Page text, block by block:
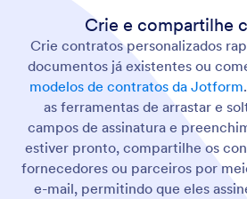
Crie e compartilhe
Crie contratos personalizados
documentos já existentes ou
modelos de contratos da Jotform
as ferramentas de arrastar e
campos de assinatura e
estiver pronto, compartilhe os
fornecedores ou parceiros por
e-mail, permitindo que eles